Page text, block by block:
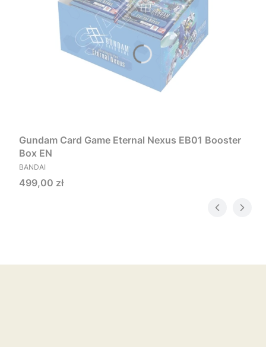
Gundam Card Game Eternal Nexus EB01 Booster
Box EN
PRODUCENT
BANDAI
Cena
499,00 zł